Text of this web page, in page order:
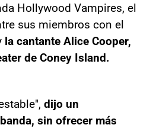
Hollywood Vampires, el
sus miembros con el
la cantante Alice Cooper,
de Coney Island.
dijo un
sin ofrecer más